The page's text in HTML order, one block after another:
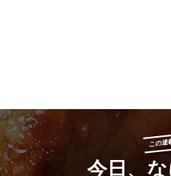
この連
今日、